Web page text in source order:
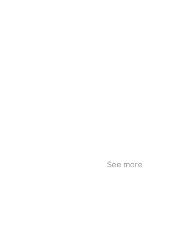
See more